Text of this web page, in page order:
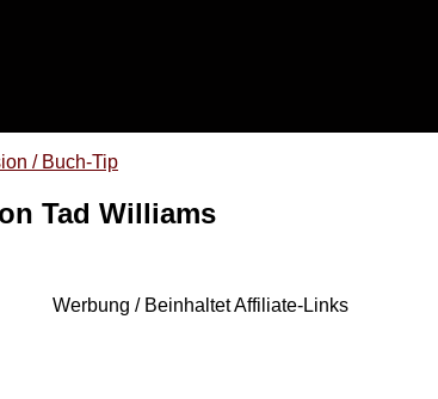
/ Buch-Tip
Tad Williams
Werbung / Beinhaltet Affiliate-Links